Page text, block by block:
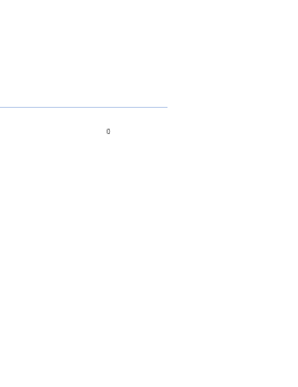
0